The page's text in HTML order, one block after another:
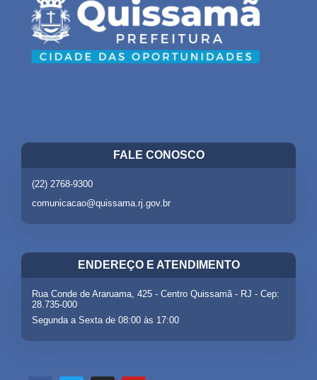
FALE CONOSCO
(22) 2768-9300
comunicacao@quissama.rj.gov.br
ENDEREÇO E ATENDIMENTO
Rua Conde de Araruama, 425 - Centro Quissamã - RJ - Cep:
28.735-000
Segunda a Sexta de 08:00 às 17:00